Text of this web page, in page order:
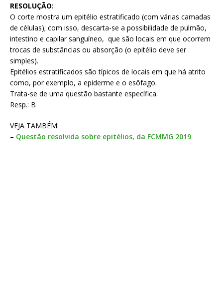
RESOLUÇÃO:
O corte mostra um epitélio estratificado (com várias camadas
de células); com isso, descarta-se a possibilidade de pulmão,
intestino e capilar sanguíneo, que são locais em que ocorrem
trocas de substâncias ou absorção (o epitélio deve ser
simples).
Epitélios estratificados são típicos de locais em que há atrito
como, por exemplo, a epiderme e o esôfago.
Trata-se de uma questão bastante específica.
Resp.: B
VEJA TAMBÉM:
– Questão resolvida sobre epitélios, da FCMMG 2019